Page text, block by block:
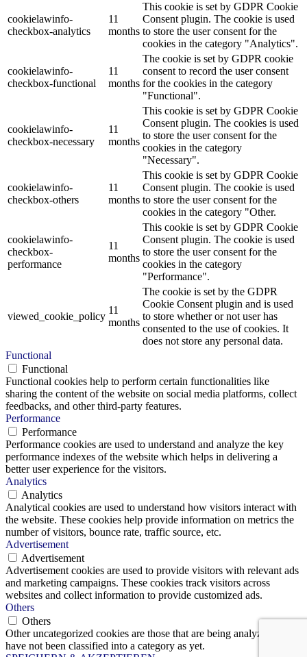
cookielawinfo-
checkbox-analytics
11
months
This cookie is set by GDPR Cookie
Consent plugin. The cookie is used
to store the user consent for the
cookies in the category "Analytics".
cookielawinfo-
checkbox-functional
11
months
The cookie is set by GDPR cookie
consent to record the user consent
for the cookies in the category
"Functional".
cookielawinfo-
checkbox-necessary
11
months
This cookie is set by GDPR Cookie
Consent plugin. The cookies is used
to store the user consent for the
cookies in the category
"Necessary".
cookielawinfo-
checkbox-others
11
months
This cookie is set by GDPR Cookie
Consent plugin. The cookie is used
to store the user consent for the
cookies in the category "Other.
cookielawinfo-
checkbox-
performance
11
months
This cookie is set by GDPR Cookie
Consent plugin. The cookie is used
to store the user consent for the
cookies in the category
"Performance".
viewed_cookie_policy
11
months
The cookie is set by the GDPR
Cookie Consent plugin and is used
to store whether or not user has
consented to the use of cookies. It
does not store any personal data.
Functional
Functional
Functional cookies help to perform certain functionalities like
sharing the content of the website on social media platforms, collect
feedbacks, and other third-party features.
Performance
Performance
Performance cookies are used to understand and analyze the key
performance indexes of the website which helps in delivering a
better user experience for the visitors.
Analytics
Analytics
Analytical cookies are used to understand how visitors interact with
the website. These cookies help provide information on metrics the
number of visitors, bounce rate, traffic source, etc.
Advertisement
Advertisement
Advertisement cookies are used to provide visitors with relevant ads
and marketing campaigns. These cookies track visitors across
websites and collect information to provide customized ads.
Others
Others
Other uncategorized cookies are those that are being analyzed and
have not been classified into a category as yet.